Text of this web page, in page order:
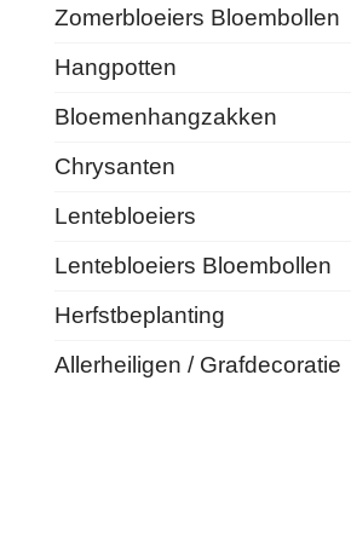
Zomerbloeiers Bloembollen
Hangpotten
Bloemenhangzakken
Chrysanten
Lentebloeiers
Lentebloeiers Bloembollen
Herfstbeplanting
Allerheiligen / Grafdecoratie